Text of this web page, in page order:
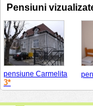
Pensiuni
pensiune Carmelita
3*